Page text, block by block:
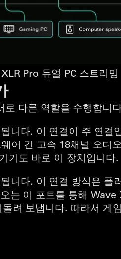
Pro 듀얼 PC 스트리
다른 역할을 수행합니
니다. 이 연결이 주 연
어 간 고속 18채널 오디
기도 바로 이 장치입니다.
니다. 이 연결 방식은 플
는 이 포트를 통해
려 보냅니다. 따라서 게